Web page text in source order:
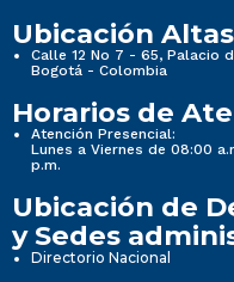
Ubicación
Calle 12 No 7 - 65, Palacio
Bogotá - Colombia
Horarios de
Atención Presencial:
Lunes a Viernes de 08:00
p.m.
Ubicación de
y Sedes
Directorio Nacional